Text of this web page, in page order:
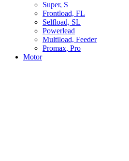
Super, S
Frontload, FL
Selfload, SL
Powerlead
Multiload, Feeder
Promax, Pro
Motor